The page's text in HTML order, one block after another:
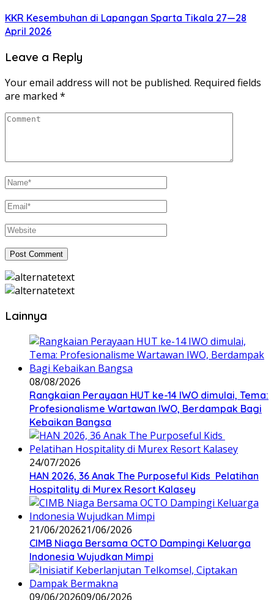
KKR Kesembuhan di Lapangan Sparta Tikala 27—28
April 2026
Leave a Reply
Your email address will not be published. Required fields
are marked *
Lainnya
08/08/2026
Rangkaian Perayaan HUT ke-14 IWO dimulai, Tema:
Profesionalisme Wartawan IWO, Berdampak Bagi
Kebaikan Bangsa
24/07/2026
HAN 2026, 36 Anak The Purposeful Kids Pelatihan
Hospitality di Murex Resort Kalasey
21/06/202621/06/2026
CIMB Niaga Bersama OCTO Dampingi Keluarga
Indonesia Wujudkan Mimpi
09/06/202609/06/2026